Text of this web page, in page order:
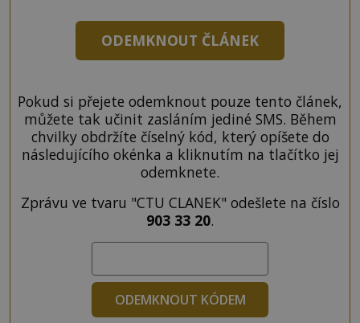
ODEMKNOUT ČLÁNEK
Pokud si přejete odemknout pouze tento článek,
můžete tak učinit zasláním jediné SMS. Během
chvilky obdržíte číselný kód, který opíšete do
následujícího okénka a kliknutím na tlačítko jej
odemknete.
Zprávu ve tvaru "CTU CLANEK" odešlete na číslo
903 33 20.
ODEMKNOUT KÓDEM